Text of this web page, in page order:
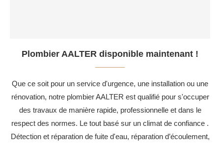
Plombier AALTER disponible maintenant !
Que ce soit pour un service d'urgence, une installation ou une
rénovation, notre plombier AALTER est qualifié pour s'occuper
des travaux de manière rapide, professionnelle et dans le
respect des normes. Le tout basé sur un climat de confiance .
Détection et réparation de fuite d'eau, réparation d’écoulement,